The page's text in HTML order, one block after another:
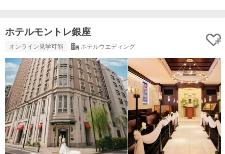
ホテルモントレ銀座
オンライン見学可能 ホテルウエディング